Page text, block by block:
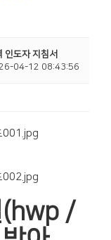
인도자 지침서
04-12 08:43:56
(hwp /